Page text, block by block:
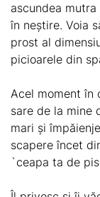
ascundea
în neștire. Voia
prost al
picioarele din
Acel moment în
sare de la mine
mari și
scapere încet
`ceapa ta de